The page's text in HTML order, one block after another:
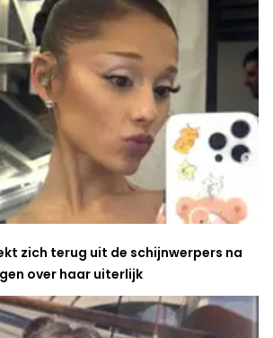
zich terug uit de schijnwerpers na
over haar uiterlijk